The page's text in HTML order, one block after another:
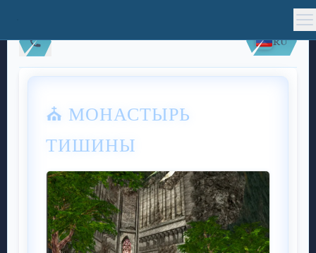
RU
⛪ МОНАСТЫРЬ
ТИШИНЫ